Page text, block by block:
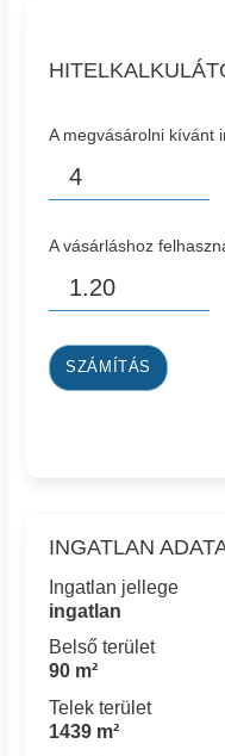
A megvásárolni kívánt
A vásárláshoz
SZÁMÍTÁS
INGATLAN
Ingatlan jellege
ingatlan
Belső terület
90 m²
Telek terület
1439 m²